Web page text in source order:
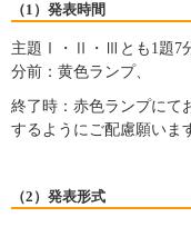
（1）発表時間
主題Ⅰ・Ⅱ・Ⅲとも1題7
分前：黄色ランプ、
終了時：赤色ランプにて
するようにご配慮願いま
（2）発表形式